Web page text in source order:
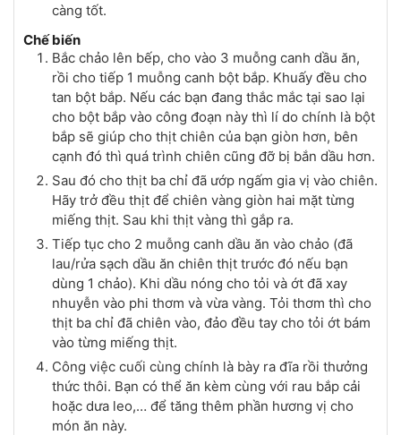
càng tốt.
Chế biến
Bắc chảo lên bếp, cho vào 3 muỗng canh dầu ăn,
rồi cho tiếp 1 muỗng canh bột bắp. Khuấy đều cho
tan bột bắp. Nếu các bạn đang thắc mắc tại sao lại
cho bột bắp vào công đoạn này thì lí do chính là bột
bắp sẽ giúp cho thịt chiên của bạn giòn hơn, bên
cạnh đó thì quá trình chiên cũng đỡ bị bắn dầu hơn.
Sau đó cho thịt ba chỉ đã ướp ngấm gia vị vào chiên.
Hãy trở đều thịt để chiên vàng giòn hai mặt từng
miếng thịt. Sau khi thịt vàng thì gắp ra.
Tiếp tục cho 2 muỗng canh dầu ăn vào chảo (đã
lau/rửa sạch dầu ăn chiên thịt trước đó nếu bạn
dùng 1 chảo). Khi dầu nóng cho tỏi và ớt đã xay
nhuyễn vào phi thơm và vừa vàng. Tỏi thơm thì cho
thịt ba chỉ đã chiên vào, đảo đều tay cho tỏi ớt bám
vào từng miếng thịt.
Công việc cuối cùng chính là bày ra đĩa rồi thưởng
thức thôi. Bạn có thể ăn kèm cùng với rau bắp cải
hoặc dưa leo,… để tăng thêm phần hương vị cho
món ăn này.